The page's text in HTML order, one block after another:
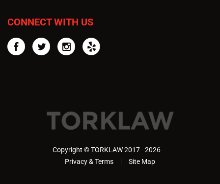
CONNECT WITH US
FacebookTwitterInstagram
Copyright © TORKLAW 2017 - 2026
Privacy & Terms
Site Map